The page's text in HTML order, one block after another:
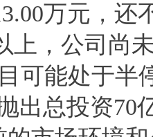
万元，
上，公司尚
可能处于半
出总投资70